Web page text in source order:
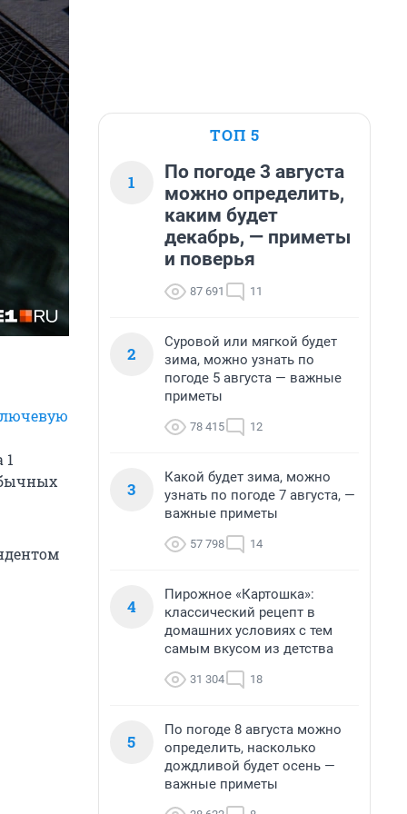
ТОП 5
1
По погоде 3 августа
можно определить,
каким будет
декабрь, — приметы
и поверья
87 691 11
2
Суровой или мягкой будет
зима, можно узнать по
погоде 5 августа — важные
приметы
78 415 12
3
Какой будет зима, можно
узнать по погоде 7 августа, —
важные приметы
57 798 14
4
Пирожное «Картошка»:
классический рецепт в
домашних условиях с тем
самым вкусом из детства
31 304 18
5
По погоде 8 августа можно
определить, насколько
дождливой будет осень —
важные приметы